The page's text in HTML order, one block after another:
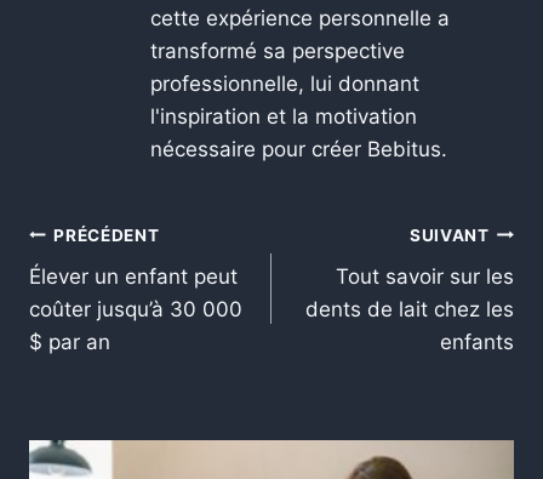
cette expérience personnelle a
transformé sa perspective
professionnelle, lui donnant
l'inspiration et la motivation
nécessaire pour créer Bebitus.
PRÉCÉDENT
Élever un enfant peut
coûter jusqu’à 30 000
$ par an
SUIVANT
Tout savoir sur les
dents de lait chez les
enfants